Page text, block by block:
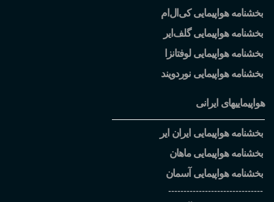
بخشنامه هواپیمایی کی ال ام
بخشنامه هواپیمایی گلف ایر
بخشنامه هواپیمایی لوفتانزا
بخشنامه هواپیمایی نوردویند
هواپیماییهای ایرانی
بخشنامه هواپیمایی ایران ایر
بخشنامه هواپیمایی ماهان
بخشنامه هواپیمایی آسمان
-------------------------------